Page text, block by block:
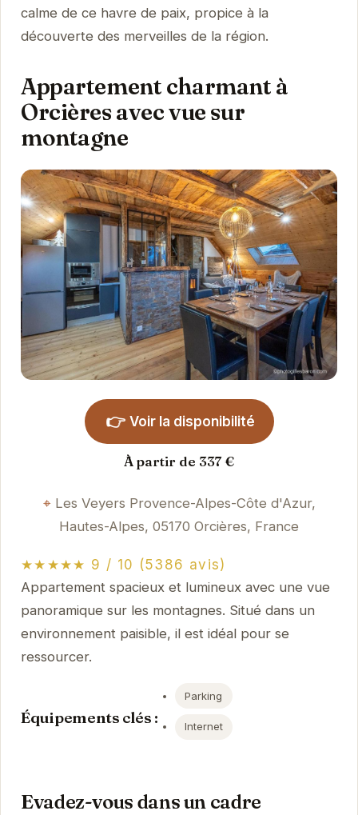
calme de ce havre de paix, propice à la
découverte des merveilles de la région.
Appartement charmant à
Orcières avec vue sur
montagne
👉 Voir la disponibilité
À partir de 337 €
Les Veyers Provence-Alpes-Côte d'Azur,
Hautes-Alpes, 05170 Orcières, France
★★★★★ 9 / 10 (5386 avis)
Appartement spacieux et lumineux avec une vue
panoramique sur les montagnes. Situé dans un
environnement paisible, il est idéal pour se
ressourcer.
Équipements clés :
Parking
Internet
Evadez-vous dans un cadre